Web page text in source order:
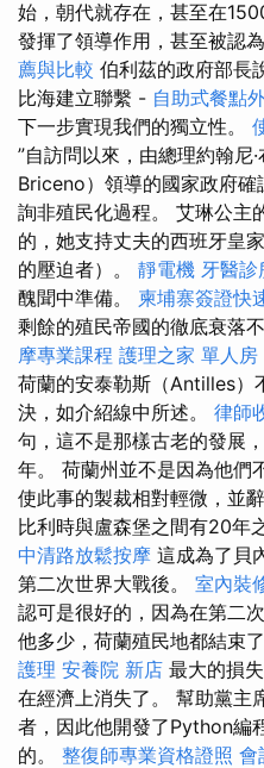
始，朝代就存在，甚至在
發揮了領導作用，甚至被認
薦與比較 伯利茲的政府部長
比海建立聯繫 - 自助式餐點
下一步實現我們的獨立性。
”自訪問以來，由總理約翰尼
Briceno）領導的國家政府
詢非殖民化過程。 艾琳公主
的，她支持丈夫的西班牙皇
的壓迫者）。 靜電機 牙醫診
醜聞中準備。 柬埔寨簽證快
剩餘的殖民帝國的徹底衰落
摩專業課程 護理之家 單人房
荷蘭的安泰勒斯（Antilles）
決，如介紹線中所述。 律師
句，這不是那樣古老的發展
年。 荷蘭州並不是因為他們
使此事的製裁相對輕微，並
比利時與盧森堡之間有20年
中清路放鬆按摩 這成為了貝
第二次世界大戰後。 室內裝
認可是很好的，因為在第二
他多少，荷蘭殖民地都結束了
護理 安養院 新店 最大的損
在經濟上消失了。 幫助黨主
者，因此他開發了Python編
的。 整復師專業資格證照 會